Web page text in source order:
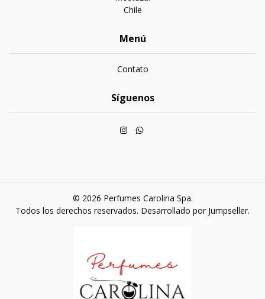
Chile
Menú
Contato
Síguenos
© 2026 Perfumes Carolina Spa.
Todos los derechos reservados. Desarrollado por Jumpseller.